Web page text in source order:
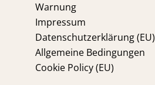
Warnung
Impressum
Datenschutzerklärung (EU)
Allgemeine Bedingungen
Cookie Policy (EU)